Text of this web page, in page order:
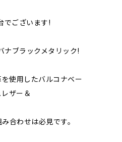
でございます!
ナブラックメタリック!
使用したバルコナベー
ザー＆
合わせは必見です。